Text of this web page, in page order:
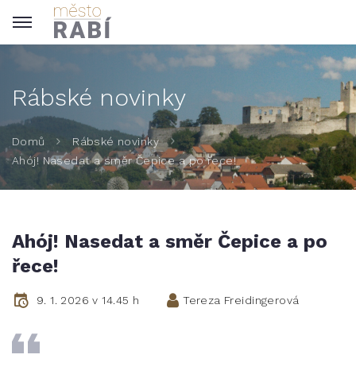
Rábské novinky
Domů
Rábské novinky
Ahój! Nasedat a směr Čepice a po řece!
Ahój! Nasedat a směr Čepice a po
řece!
9. 1. 2026 v 14.45 h Tereza Freidingerová